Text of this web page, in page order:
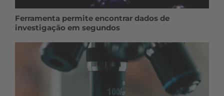
Ferramenta permite encontrar dados de
investigação em segundos